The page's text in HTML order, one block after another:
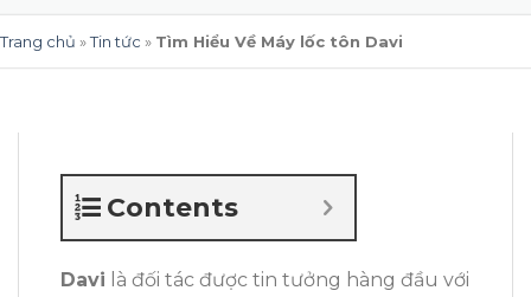
Trang chủ »Tin tức » Tìm Hiểu Về Máy lốc tôn Davi
Contents
Davi là đối tác được tin tưởng hàng đầu với